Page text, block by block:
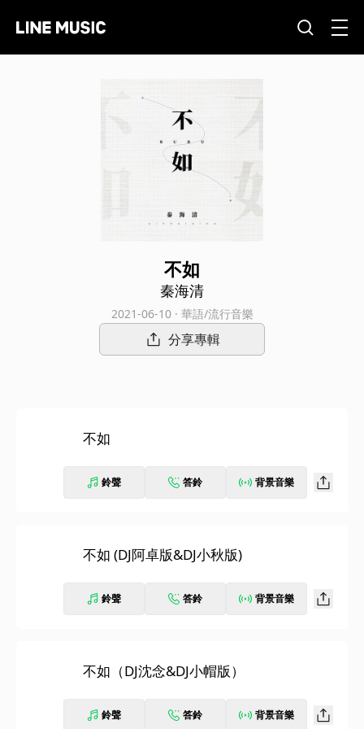
不如
秦海清
2021-06-10 · 華語/流行音樂
分享專輯
不如
鈴聲 答鈴 背景音樂
不如 (DJ阿卓版&DJ小秋版)
鈴聲 答鈴 背景音樂
不如（DJ沈念&DJ小帽版）
鈴聲 答鈴 背景音樂